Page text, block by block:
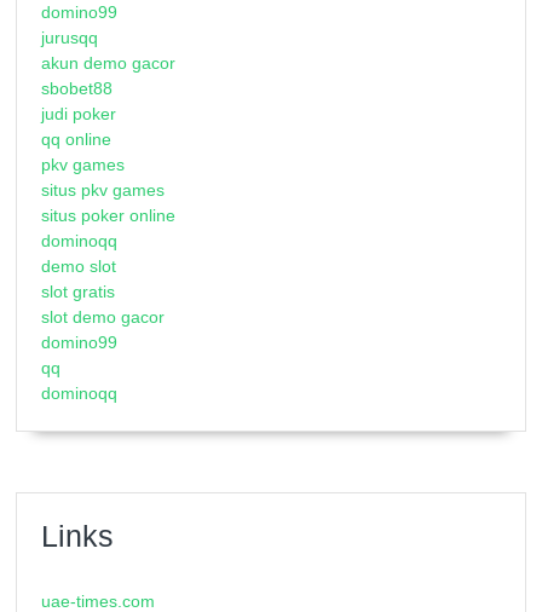
domino99
jurusqq
akun demo gacor
sbobet88
judi poker
qq online
pkv games
situs pkv games
situs poker online
dominoqq
demo slot
slot gratis
slot demo gacor
domino99
qq
dominoqq
Links
uae-times.com